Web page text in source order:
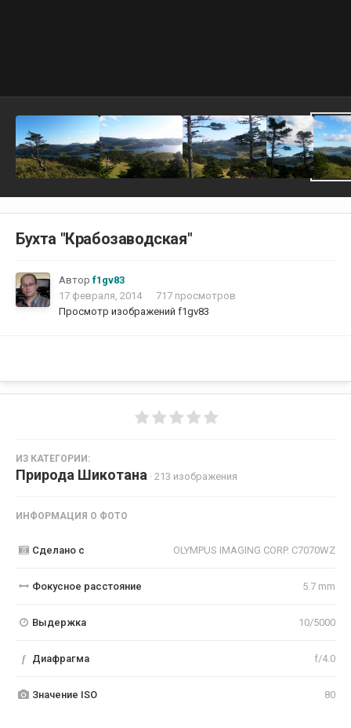
Бухта "Крабозаводская"
Автор f1gv83
17 февраля, 2014
717 просмотров
Просмотр изображений f1gv83
ИЗ КАТЕГОРИИ:
Природа Шикотана · 213 изображения
ИНФОРМАЦИЯ О ФОТО
Сделано с OLYMPUS IMAGING CORP. C7070WZ
Фокусное расстояние 5.7 mm
Выдержка 10/5000
f Диафрагма f/4.0
Значение ISO 80